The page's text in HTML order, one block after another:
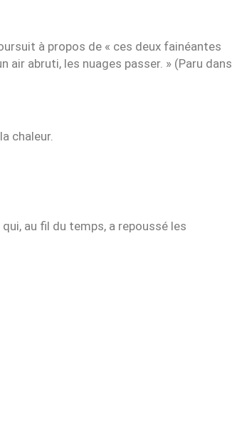
à propos de « ces deux fainéantes
air abruti, les nuages passer. » (Paru dans
chaleur.
au fil du temps, a repoussé les